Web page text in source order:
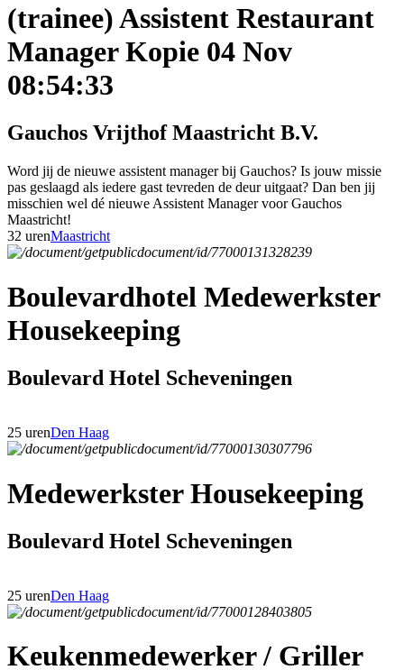
(trainee) Assistent Restaurant
Manager Kopie 04 Nov
08:54:33
Gauchos Vrijthof Maastricht B.V.
Word jij de nieuwe assistent manager bij Gauchos? Is jouw missie
pas geslaagd als iedere gast tevreden de deur uitgaat? Dan ben jij
misschien wel dé nieuwe Assistent Manager voor Gauchos
Maastricht!
32 urenMaastricht
Boulevardhotel Medewerkster
Housekeeping
Boulevard Hotel Scheveningen
25 urenDen Haag
Medewerkster Housekeeping
Boulevard Hotel Scheveningen
25 urenDen Haag
Keukenmedewerker / Griller